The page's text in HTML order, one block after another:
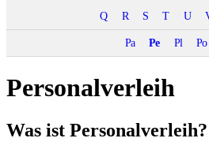
Q R S T U
Pa Pe Pl Po
Personalverleih
Was ist Personalverleih?